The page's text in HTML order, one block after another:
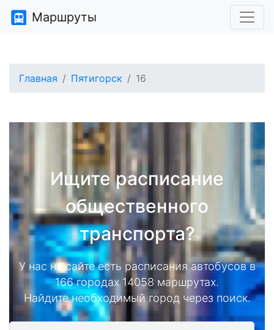
Маршруты
Главная Пятигорск 16
Ищите расписание
общественного
транспорта?
У нас на сайте есть расписания автобусов в
166 городах 14058 маршрутах.
Найдите необходимый город через поиск.